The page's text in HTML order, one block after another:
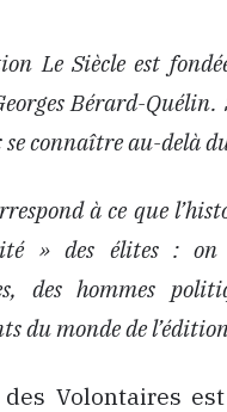
Le Siècle est
Bérard-Quélin.
connaître au-delà
à ce que
» des élites : on
des hommes
du monde de
des Volontaires